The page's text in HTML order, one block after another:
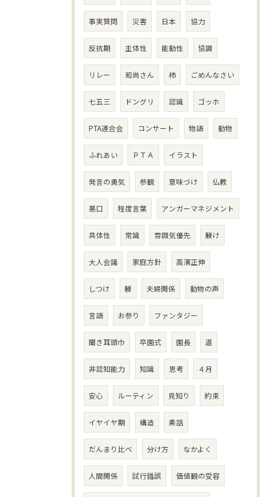
事実質問 災害 日本 協力
反抗期 主体性 能動性 協調
リレー 和尚さん 柿 ごめんなさい
七五三 ドングリ 認識 ゴッホ
PTA連合会 コンサート 物語 動物
ふれあい ＰＴＡ イラスト
発言の勇気 参観 意味づけ 仏教
悪口 程度言葉 アンガーマネジメント
具体性 常識 雰囲気優先 躾け
大人会議 家庭方針 高濱正伸
しつけ 躾 夫婦関係 動物の声
言語 お参り ファンタジー
聞き耳頭巾 卒園式 園長 道
非認知能力 知識 思考 ４月
安心 ルーティン 見知り 約束
イヤイヤ期 構造 素話
だんまり比べ 分け方 なかよく
人間関係 試行錯誤 価値観の受容